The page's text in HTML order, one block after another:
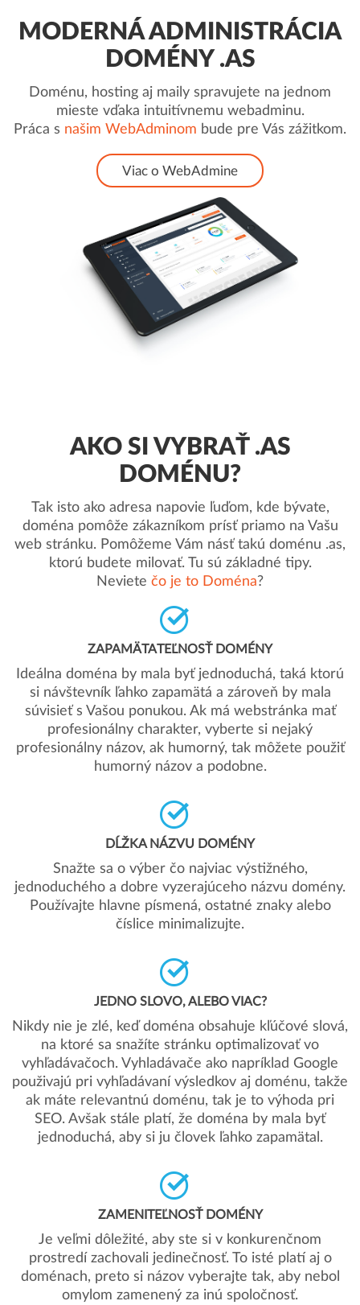
MODERNÁ ADMINISTRÁCIA
DOMÉNY .AS
Doménu, hosting aj maily spravujete na jednom
mieste vďaka intuitívnemu webadminu.
Práca s našim WebAdminom bude pre Vás zážitkom.
Viac o WebAdmine
AKO SI VYBRAŤ .AS
DOMÉNU?
Tak isto ako adresa napovie ľuďom, kde bývate,
doména pomôže zákazníkom prísť priamo na Vašu
web stránku. Pomôžeme Vám násť takú doménu .as,
ktorú budete milovať. Tu sú základné tipy.
Neviete čo je to Doména?
ZAPAMÄTATEĽNOSŤ DOMÉNY
Ideálna doména by mala byť jednoduchá, taká ktorú
si návštevník ľahko zapamätá a zároveň by mala
súvisieť s Vašou ponukou. Ak má webstránka mať
profesionálny charakter, vyberte si nejaký
profesionálny názov, ak humorný, tak môžete použiť
humorný názov a podobne.
DĹŽKA NÁZVU DOMÉNY
Snažte sa o výber čo najviac výstižného,
jednoduchého a dobre vyzerajúceho názvu domény.
Používajte hlavne písmená, ostatné znaky alebo
číslice minimalizujte.
JEDNO SLOVO, ALEBO VIAC?
Nikdy nie je zlé, keď doména obsahuje kľúčové slová,
na ktoré sa snažíte stránku optimalizovať vo
vyhľadávačoch. Vyhladávače ako napríklad Google
použivajú pri vyhľadávaní výsledkov aj doménu, takže
ak máte relevantnú doménu, tak je to výhoda pri
SEO. Avšak stále platí, že doména by mala byť
jednoduchá, aby si ju človek ľahko zapamätal.
ZAMENITEĽNOSŤ DOMÉNY
Je veľmi dôležité, aby ste si v konkurenčnom
prostredí zachovali jedinečnosť. To isté platí aj o
doménach, preto si názov vyberajte tak, aby nebol
omylom zamenený za inú spoločnosť.